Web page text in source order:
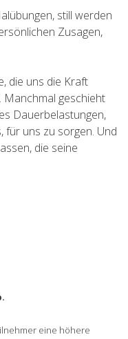
still werden
Zusagen,
die uns die Kraft
Manchmal geschieht
Dauerbelastungen,
für uns zu sorgen. Und
die seine
eine höhere